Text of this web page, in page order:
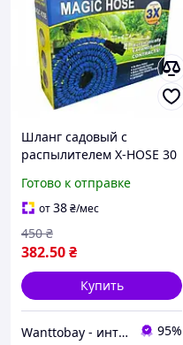
Шланг садовый с
распылителем X-HOSE 30
Готово к отправке
от38₴/мес
382.50₴
450 ₴
Купить
Wanttobay - интернет магазин детских игрушек 95%